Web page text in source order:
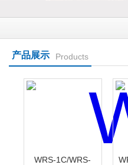
产品展示 Products
WRS-1C/WRS-